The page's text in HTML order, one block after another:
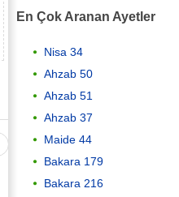
En Çok Aranan Ayetler
Nisa 34
Ahzab 50
Ahzab 51
Ahzab 37
Maide 44
Bakara 179
Bakara 216